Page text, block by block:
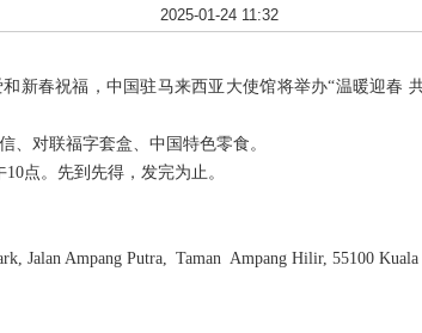
2025-01-24 11:32
新春祝福，中国驻马来西亚大使馆将举办“温暖迎春
、对联福字套盒、中国特色零食。
10点。先到先得，发完为止。
Jalan Ampang Putra, Taman Ampang Hilir, 55100